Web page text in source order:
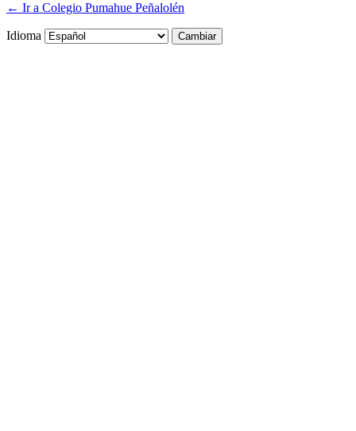
← Ir a Colegio Pumahue Peñalolén
Idioma